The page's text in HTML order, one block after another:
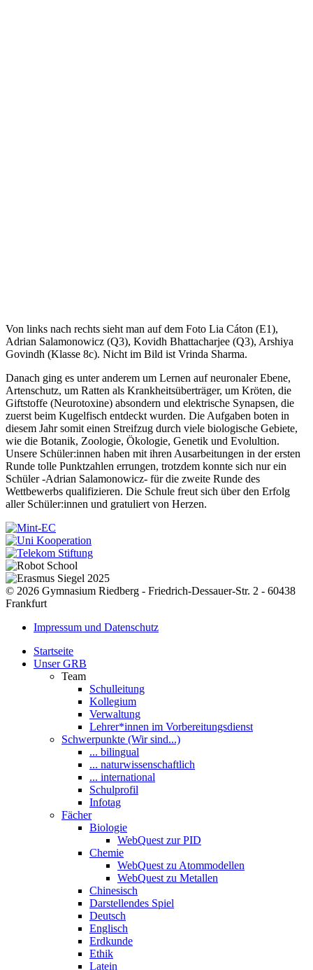
Von links nach rechts sieht man auf dem Foto Lia Cáton (E1),
Adrian Salamonowicz (Q3), Kovidh Bhattacharjee (Q3), Arshiya
Govindh (Klasse 8c). Nicht im Bild ist Vrinda Sharma.
Danach ging es unter anderem um Lernen auf neuronaler Ebene,
Artenschutz, um Ratten als Krankheitsüberträger, um Kröten, die
Giftstoffe (Neurotoxine) absondern und elektrische Synapsen, die
zuerst beim Kugelfisch entdeckt wurden. Die Aufgaben boten in
diesem Jahr somit einen Streifzug durch viele biologische Gebiete,
wie die Botanik, Zoologie, Ökologie, Genetik und Evolultion.
Unsere Schüler:innen haben mit ihren Ausarbeitungen in der ersten
Runde tolle Punktzahlen errungen, trotzdem konnte sich nur ein
Schüler -Adrian Salamonowicz- für die zweite Runde des
Wettbewerbs qualifizieren. Die Schule freut sich über den Erfolg
aller Schüler:innen und gratuliert von Herzen.
© 2026 Gymnasium Riedberg - Friedrich-Dessauer-Str. 2 - 60438
Frankfurt
Impressum und Datenschutz
Startseite
Unser GRB
Team
Schulleitung
Kollegium
Verwaltung
Lehrer*innen im Vorbereitungsdienst
Schwerpunkte (Wir sind...)
... bilingual
... naturwissenschaftlich
... international
Schulprofil
Infotag
Fächer
Biologie
WebQuest zur PID
Chemie
WebQuest zu Atommodellen
WebQuest zu Metallen
Chinesisch
Darstellendes Spiel
Deutsch
Englisch
Erdkunde
Ethik
Latein